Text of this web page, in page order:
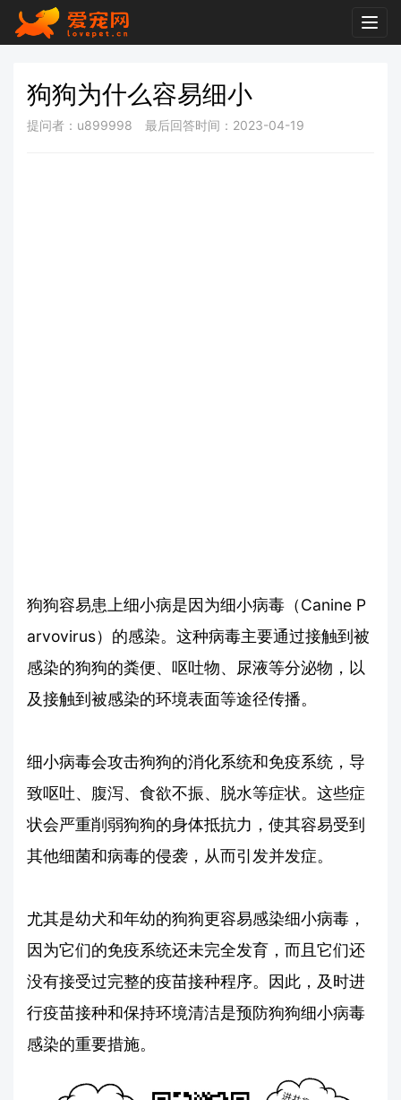
狗狗为什么容易细小
提问者：u899998 最后回答时间：2023-04-19
狗狗容易患上细小病是因为细小病毒（Canine P
arvovirus）的感染。这种病毒主要通过接触到被
感染的狗狗的粪便、呕吐物、尿液等分泌物，以
及接触到被感染的环境表面等途径传播。
细小病毒会攻击狗狗的消化系统和免疫系统，导
致呕吐、腹泻、食欲不振、脱水等症状。这些症
状会严重削弱狗狗的身体抵抗力，使其容易受到
其他细菌和病毒的侵袭，从而引发并发症。
尤其是幼犬和年幼的狗狗更容易感染细小病毒，
因为它们的免疫系统还未完全发育，而且它们还
没有接受过完整的疫苗接种程序。因此，及时进
行疫苗接种和保持环境清洁是预防狗狗细小病毒
感染的重要措施。